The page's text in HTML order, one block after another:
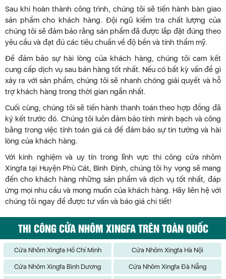
Sau khi hoàn thành công trình, chúng tôi sẽ tiến hành bàn giao
sản phẩm cho khách hàng. Đội ngũ kiểm tra chất lượng của
chúng tôi sẽ đảm bảo rằng sản phẩm đã được lắp đặt đúng theo
yêu cầu và đạt đủ các tiêu chuẩn về độ bền và tính thẩm mỹ.
Để đảm bảo sự hài lòng của khách hàng, chúng tôi cam kết
cung cấp dịch vụ sau bán hàng tốt nhất. Nếu có bất kỳ vấn đề gì
xảy ra với sản phẩm, chúng tôi sẽ nhanh chóng giải quyết và hỗ
trợ khách hàng trong thời gian ngắn nhất.
Cuối cùng, chúng tôi sẽ tiến hành thanh toán theo hợp đồng đã
ký kết trước đó. Chúng tôi luôn đảm bảo tính minh bạch và công
bằng trong việc tính toán giá cả để đảm bảo sự tin tưởng và hài
lòng của khách hàng.
Với kinh nghiệm và uy tín trong lĩnh vực thi công cửa nhôm
Xingfa tại Huyện Phù Cát, Bình Định, chúng tôi hy vọng sẽ mang
đến cho khách hàng những sản phẩm và dịch vụ tốt nhất, đáp
ứng mọi nhu cầu và mong muốn của khách hàng. Hãy liên hệ với
chúng tôi ngay để được tư vấn và báo giá chi tiết!
THI CÔNG CỬA NHÔM XINGFA TRÊN TOÀN QUỐC
Cửa Nhôm Xingfa Hồ Chí Minh Cửa Nhôm Xingfa Hà Nội
Cửa Nhôm Xingfa Bình Dương Cửa Nhôm Xingfa Đà Nẵng